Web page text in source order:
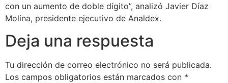
con un aumento de doble dígito”, analizó Javier Díaz
Molina, presidente ejecutivo de Analdex.
Deja una respuesta
Tu dirección de correo electrónico no será publicada.
Los campos obligatorios están marcados con *